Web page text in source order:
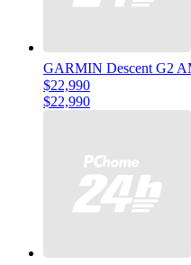
GARMIN Descent G2
$22,990
$22,990